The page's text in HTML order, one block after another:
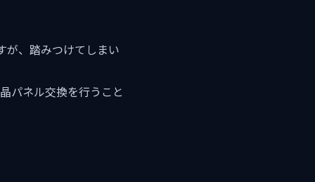
が、踏みつけてしまい
パネル交換を行うこと